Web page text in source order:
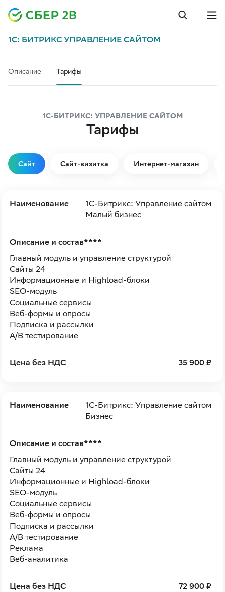
1С: БИТРИКС УПРАВЛЕНИЕ САЙТОМ
Описание Тарифы
1С-БИТРИКС: УПРАВЛЕНИЕ САЙТОМ
Тарифы
Сайт Сайт-визитка Интернет-магазин
Наименование
1С-Битрикс: Управление сайтом
Малый бизнес
Описание и состав****
Главный модуль и управление структурой
Сайты 24
Информационные и Highload-блоки
SEO-модуль
Социальные сервисы
Веб-формы и опросы
Подписка и рассылки
A/B тестирование
Цена без НДС 35 900 ₽
Наименование
1С-Битрикс: Управление сайтом
Бизнес
Описание и состав****
Главный модуль и управление структурой
Сайты 24
Информационные и Highload-блоки
SEO-модуль
Социальные сервисы
Веб-формы и опросы
Подписка и рассылки
A/B тестирование
Реклама
Веб-аналитика
Цена без НДС 72 900 ₽